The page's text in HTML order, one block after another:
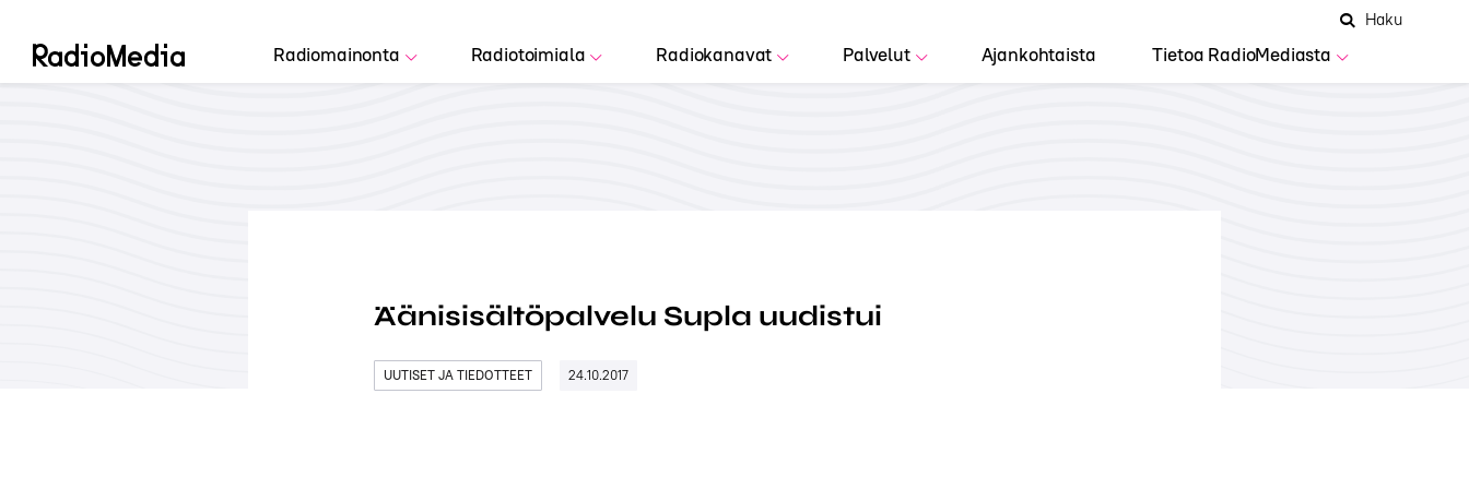
Radiomainonta Radiotoimiala Radiokanavat Palvelut Ajankohtaista Tietoa RadioMediasta
AvaaHaku
Hae
Äänisisältöpalvelu Supla uudistui
UUTISET JA TIEDOTTEET 24.10.2017